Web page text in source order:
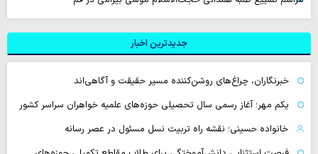
جدیدترین اخبار
خبرنگاران، چراغ‌های روشن‌کننده مسیر حقیقت و آگاهی‌اند
یکم مهر؛ آغاز رسمی سال تحصیلی حوزه‌های علمیه خواهران سراسر کشور
خانواده حسینی؛ نقشه راه تربیت نسل مسئول در عصر رسانه